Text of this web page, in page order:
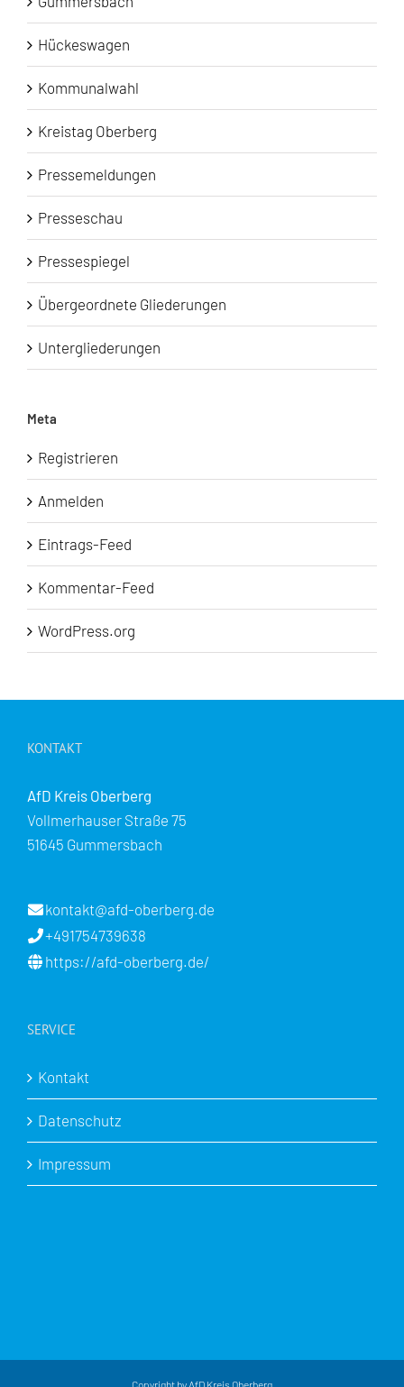
Hückeswagen
Kommunalwahl
Kreistag Oberberg
Pressemeldungen
Presseschau
Pressespiegel
Übergeordnete Gliederungen
Untergliederungen
Meta
Registrieren
Anmelden
Eintrags-Feed
Kommentar-Feed
WordPress.org
KONTAKT
AfD Kreis Oberberg
Vollmerhauser Straße 75
51645 Gummersbach
kontakt@afd-oberberg.de
+491754739638
https://afd-oberberg.de/
SERVICE
Kontakt
Datenschutz
Impressum
Copyright by AfD Kreis Oberberg